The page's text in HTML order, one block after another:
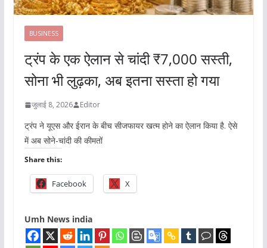
BUSINESS
ट्रंप के एक ऐलान से चांदी ₹7,000 सस्ती,
सोना भी लुढ़का, अब इतना सस्ता हो गया
जुलाई 8, 2026 Editor
ट्रंप ने यूएस और ईरान के बीच सीजफायर खत्म होने का ऐलान किया है. ऐसे
में अब सोने-चांदी की कीमतों
Share this:
Facebook X
Umh News india